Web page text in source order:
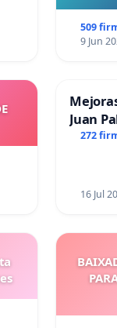
509
9 Jun
Juan
272
16 Jul